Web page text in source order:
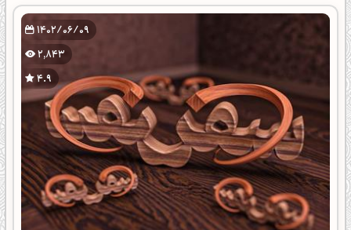
1402/06/09
2,843
4.9